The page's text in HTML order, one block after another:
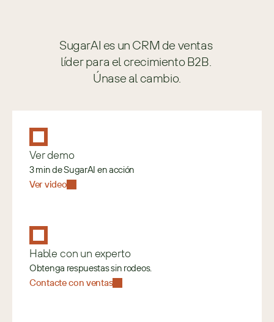
SugarAI es un CRM de ventas
líder para el crecimiento B2B.
Únase al cambio.
Ver demo
3 min de SugarAI en acción
Ver video
Hable con un experto
Obtenga respuestas sin rodeos.
Contacte con ventas